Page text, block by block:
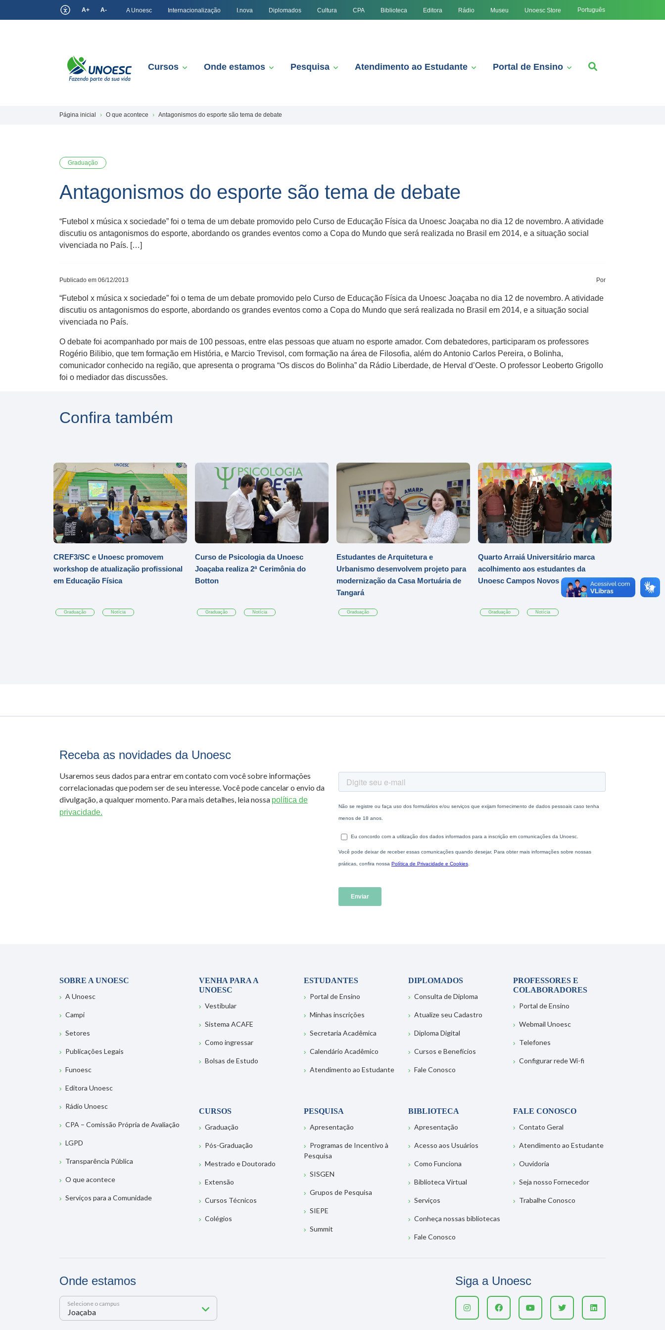
A+ A- A Unoesc Internacionalização I.nova Diplomados Cultura CPA Biblioteca Editora Rádio Museu Unoesc Store Português
Cursos Onde estamos Pesquisa Atendimento ao Estudante Portal de Ensino
Página inicial O que acontece Antagonismos do esporte são tema de debate
Graduação
Antagonismos do esporte são tema de debate
“Futebol x música x sociedade” foi o tema de um debate promovido pelo Curso de Educação Física da Unoesc Joaçaba no dia 12 de novembro. A atividade
discutiu os antagonismos do esporte, abordando os grandes eventos como a Copa do Mundo que será realizada no Brasil em 2014, e a situação social
vivenciada no País. […]
Publicado em 06/12/2013 Por
“Futebol x música x sociedade” foi o tema de um debate promovido pelo Curso de Educação Física da Unoesc Joaçaba no dia 12 de novembro. A atividade
discutiu os antagonismos do esporte, abordando os grandes eventos como a Copa do Mundo que será realizada no Brasil em 2014, e a situação social
vivenciada no País.
O debate foi acompanhado por mais de 100 pessoas, entre elas pessoas que atuam no esporte amador. Com debatedores, participaram os professores
Rogério Bilibio, que tem formação em História, e Marcio Trevisol, com formação na área de Filosofia, além do Antonio Carlos Pereira, o Bolinha,
comunicador conhecido na região, que apresenta o programa “Os discos do Bolinha” da Rádio Liberdade, de Herval d’Oeste. O professor Leoberto Grigollo
foi o mediador das discussões.
Confira também
CREF3/SC e Unoesc promovem
workshop de atualização profissional
em Educação Física
Graduação Notícia
Curso de Psicologia da Unoesc
Joaçaba realiza 2ª Cerimônia do
Botton
Graduação Notícia
Estudantes de Arquitetura e
Urbanismo desenvolvem projeto para
modernização da Casa Mortuária de
Tangará
Graduação
Quarto Arraiá Universitário marca
acolhimento aos estudantes da
Unoesc Campos Novos
Graduação Notícia
Receba as novidades da Unoesc
Usaremos seus dados para entrar em contato com você sobre informações
correlacionadas que podem ser de seu interesse. Você pode cancelar o envio da
divulgação, a qualquer momento. Para mais detalhes, leia nossa política de
privacidade.
SOBRE A UNOESC
A Unoesc
Campi
Setores
Publicações Legais
Funoesc
Editora Unoesc
Rádio Unoesc
CPA – Comissão Própria de Avaliação
LGPD
Transparência Pública
O que acontece
Serviços para a Comunidade
VENHA PARA A
UNOESC
Vestibular
Sistema ACAFE
Como ingressar
Bolsas de Estudo
ESTUDANTES
Portal de Ensino
Minhas inscrições
Secretaria Acadêmica
Calendário Acadêmico
Atendimento ao Estudante
DIPLOMADOS
Consulta de Diploma
Atualize seu Cadastro
Diploma Digital
Cursos e Benefícios
Fale Conosco
PROFESSORES E
COLABORADORES
Portal de Ensino
Webmail Unoesc
Telefones
Configurar rede Wi-fi
CURSOS
Graduação
Pós-Graduação
Mestrado e Doutorado
Extensão
Cursos Técnicos
Colégios
PESQUISA
Apresentação
Programas de Incentivo à
Pesquisa
SISGEN
Grupos de Pesquisa
SIEPE
Summit
BIBLIOTECA
Apresentação
Acesso aos Usuários
Como Funciona
Biblioteca Virtual
Serviços
Conheça nossas bibliotecas
Fale Conosco
FALE CONOSCO
Contato Geral
Atendimento ao Estudante
Ouvidoria
Seja nosso Fornecedor
Trabalhe Conosco
Onde estamos
Selecione o campus
Siga a Unoesc